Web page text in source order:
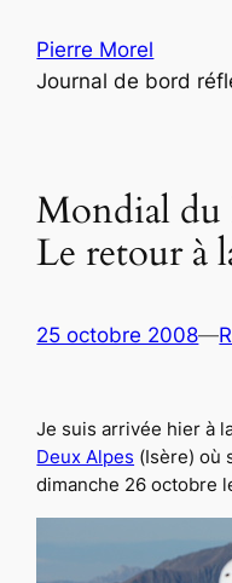
contenu
Pierre Morel
Journal de bord
Mondial du
Le retour à
25 octobre 2008—
Je suis arrivée hier à
Deux Alpes (Isère) où
dimanche 26 octobre